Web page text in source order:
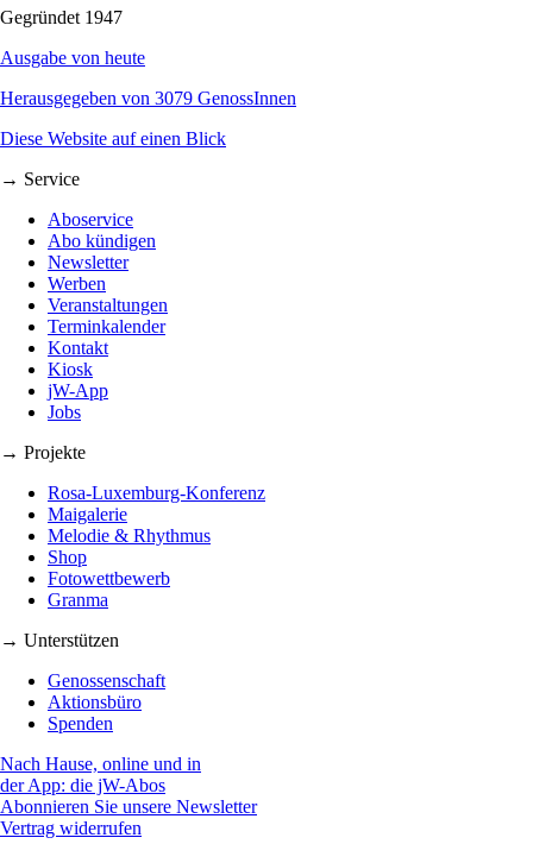
Gegründet 1947
Ausgabe von heute
Herausgegeben von 3079 GenossInnen
Diese Website auf einen Blick
→ Service
Aboservice
Abo kündigen
Newsletter
Werben
Veranstaltungen
Terminkalender
Kontakt
Kiosk
jW-App
Jobs
→ Projekte
Rosa-Luxemburg-Konferenz
Maigalerie
Melodie & Rhythmus
Shop
Fotowettbewerb
Granma
→ Unterstützen
Genossenschaft
Aktionsbüro
Spenden
Nach Hause, online und in
der App: die jW-Abos
Abonnieren Sie unsere Newsletter
Vertrag widerrufen